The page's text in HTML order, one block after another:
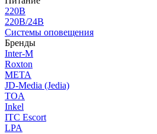
220В
220В/24В
Системы оповещения
Бренды
Inter-M
Roxton
МЕТА
JD-Media (Jedia)
TOA
Inkel
ITC Escort
LPA